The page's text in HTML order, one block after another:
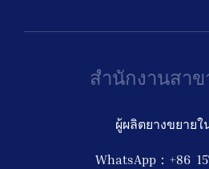
สำนักงานสาข
ผู้ผลิตยางขยาย
WhatsApp：+86